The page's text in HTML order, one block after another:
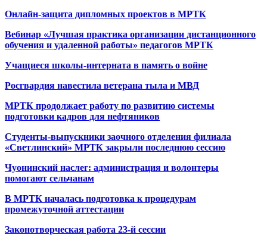
Онлайн-защита дипломных проектов в МРТК
Вебинар «Лучшая практика организации дистанционного
обучения и удаленной работы» педагогов МРТК
Учащиеся школы-интерната в память о войне
Росгвардия навестила ветерана тыла и МВД
МРТК продолжает работу по развитию системы
подготовки кадров для нефтяников
Студенты-выпускники заочного отделения филиала
«Светлинский» МРТК закрыли последнюю сессию
Чуонинский наслег: администрация и волонтеры
помогают сельчанам
В МРТК началась подготовка к процедурам
промежуточной аттестации
Законотворческая работа 23-й сессии